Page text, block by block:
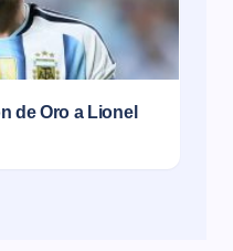
de Oro a Lionel